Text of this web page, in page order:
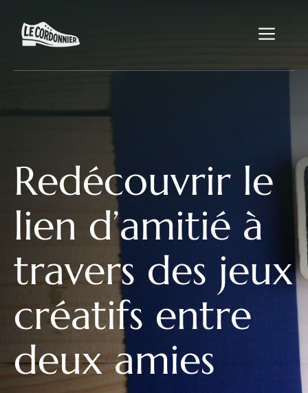
contenu
Redécouvrir le
lien d’amitié à
travers des jeux
créatifs entre
deux amies